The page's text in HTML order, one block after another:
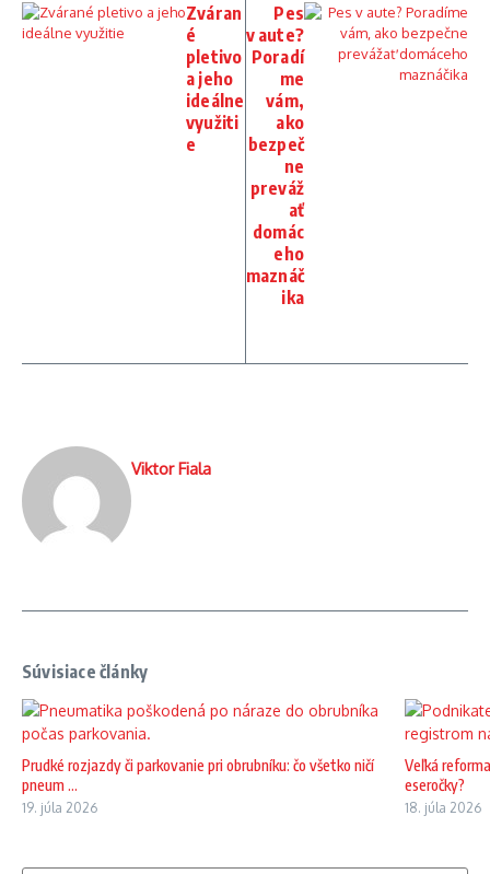
Zváran
é
pletivo
a jeho
ideálne
využiti
e
Pes
v aute?
Poradí
me
vám,
ako
bezpeč
ne
preváž
ať
domác
eho
maznáč
ika
Viktor Fiala
Súvisiace články
Prudké rozjazdy či parkovanie pri obrubníku: čo všetko ničí
pneum ...
19. júla 2026
Veľká
eseročky?
18. júla 2026